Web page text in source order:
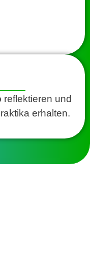
reflektieren und
erhalten.